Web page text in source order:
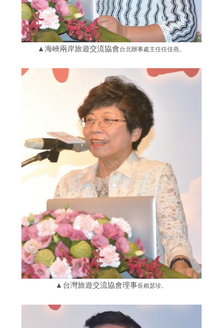
▲海峽兩岸旅遊交流協會台北辦事處主任任佳燕。
▲台灣旅遊交流協會理事長賴瑟珍。